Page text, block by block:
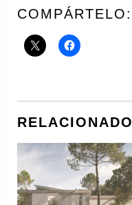
COMPÁRTELO:
RELACIONADO